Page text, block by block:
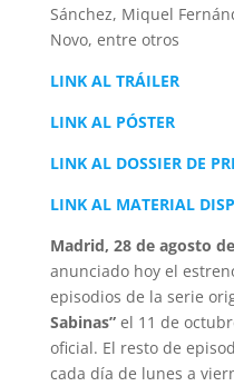
Sánchez, Miquel
Novo, entre otros
LINK AL TRÁILER
LINK AL PÓSTER
LINK AL DOSSIER DE
LINK AL MATERIAL
Madrid, 28 de agosto
anunciado hoy el
episodios de la serie
Sabinas” el 11 de
oficial. El resto de
cada día de lunes a